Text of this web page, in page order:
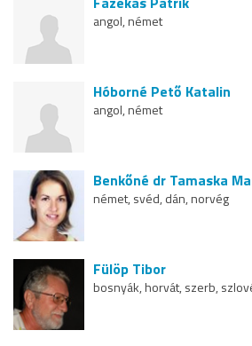
angol, német
Hóborné Pető Katalin
angol, német
Benkőné dr Tamaska
német, svéd, dán, norvég
Fülöp Tibor
bosnyák, horvát, szerb,